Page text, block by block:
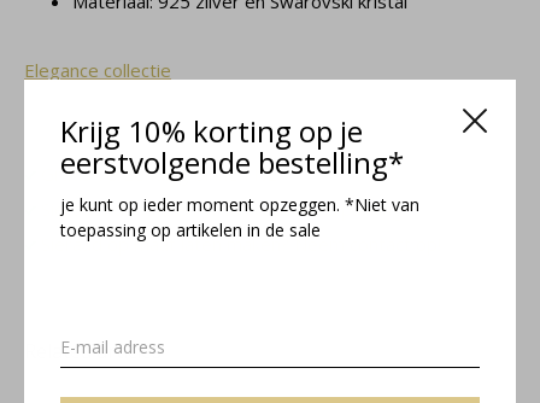
Krijg 10% korting op je
eerstvolgende bestelling*
je kunt op ieder moment opzeggen. *Niet van
toepassing op artikelen in de sale
Elegance collectie
Gratis verzending binnen NL
Sieradendoosje en gratis cadeauverpakking
Sieraad op maat laten maken? Neem contact op!
Related articles